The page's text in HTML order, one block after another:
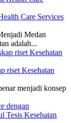
Care Services
Medan
adalah...
riset Kesehatan
menjadi konsep